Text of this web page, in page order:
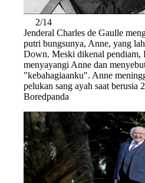
2/14
Jenderal Charles de Gaulle
putri bungsunya, Anne, yang
Down. Meski dikenal pendiam,
menyayangi Anne dan
"kebahagiaanku". Anne
pelukan sang ayah saat berusia
Boredpanda